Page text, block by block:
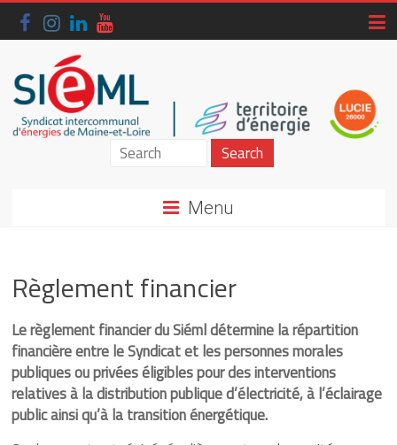
Skip
content
intercommunal
d'énergies
de
Maine-
et-
Menu
Règlement financier
Le règlement financier du Siéml détermine la répartition
financière entre le Syndicat et les personnes morales
publiques ou privées éligibles pour des interventions
relatives à la distribution publique d’électricité, à l’éclairage
public ainsi qu’à la transition énergétique.